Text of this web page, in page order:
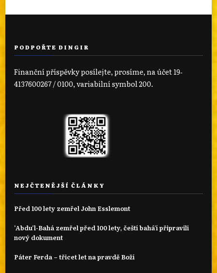
PODPOŘTE DINGIR
Finanční příspěvky posílejte, prosíme, na účet 19‐
4137600267 / 0100, variabilní symbol 200.
NEJČTENĚJŠÍ ČLÁNKY
Před 100 lety zemřel John Esslemont
‘Abdu’l-Bahá zemřel před 100 lety, čeští bahá'í připravili
nový dokument
Páter Ferda – třicet let na pravdě Boží